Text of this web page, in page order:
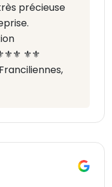
précieuse
⚜️⚜️